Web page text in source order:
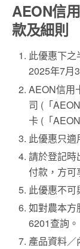
AEON信
款及細則
此優惠下
2025年7月
AEON信用
司 (「
卡 (「
此優惠只適
請於登記
付款，方可
此優惠不可
如對農本方
6201查詢。
產品資料